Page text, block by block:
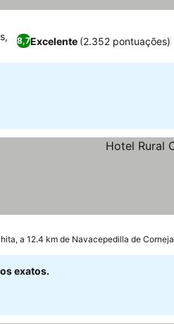
8,7Excelente (2.352 pontuações)
a 12.4 km de Navacepedilla de Corneja
exatos.